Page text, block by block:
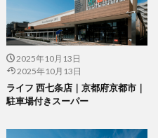
2025年10月13日
2025年10月13日
ライフ 西七条店｜京都府京都市｜
駐車場付きスーパー